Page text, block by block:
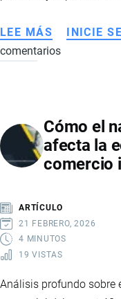
LEE MÁS SOBRE
ECUADOR
EN
2025:
ACUERDOS
RÉCORD
Y
INICIE
comentarios
Cómo el
afecta la
comercio
ARTÍCULO
21 FEBRERO, 2026
4 MINUTOS
19 VISTAS
Análisis profundo sobre